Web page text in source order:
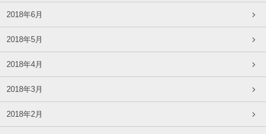
2018年6月
2018年5月
2018年4月
2018年3月
2018年2月